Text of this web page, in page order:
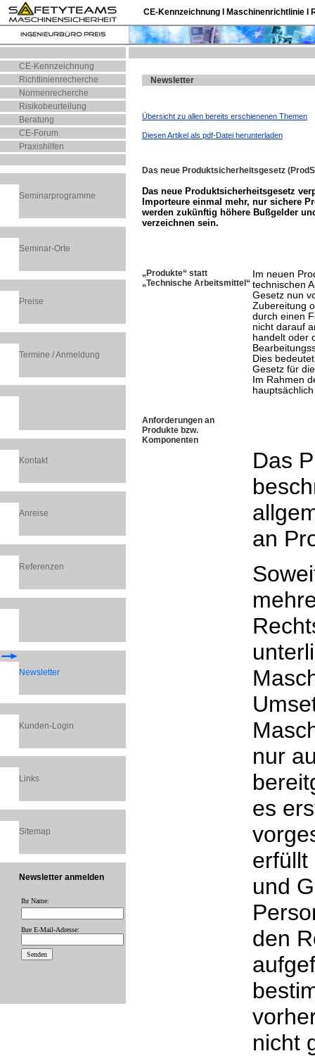
CE-Kennzeichnung I Maschinenrichtlinie I
CE-Kennzeichnung
Richtlinienrecherche
Newsletter
Normenrecherche
Risikobeurteilung
Übersicht zu allen bereits erschienenen Themen
Diesen Artikel als pdf-Datei herunterladen
Beratung
CE-Forum
Praxishilfen
Das neue Produktsicherheitsgesetz
Das neue Produktsicherheitsgesetz
Importeure einmal mehr, nur sichere
werden zukünftig höhere Bußgelder
verzeichnen sein.
„Produkte“ statt
„Technische Arbeitsmittel“
Im neuen
technischen
Gesetz nun
Zubereitung
durch einen
nicht darauf
handelt oder
Dies
Gesetz für
Im Rahmen
Anforderungen an
Produkte bzw.
Komponenten
Das
an
nur
es
erfüllt
und
den
nicht
Seminarprogramme
Seminar-Orte
Preise
Termine / Anmeldung
Kontakt
Anreise
Referenzen
Newsletter
Kunden-Login
Links
Sitemap
Newsletter anmelden
Ihr Name:
Ihre E-Mail-Adresse: